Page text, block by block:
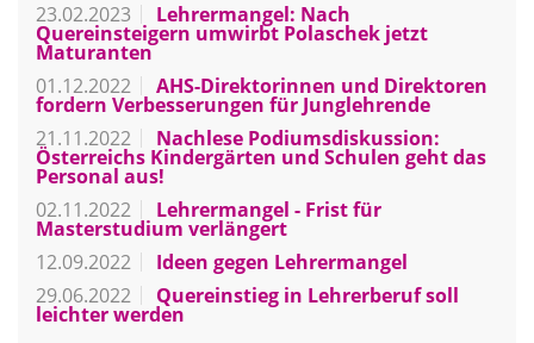
23.02.2023
Lehrermangel: Nach
Quereinsteigern umwirbt Polaschek jetzt
Maturanten
01.12.2022
AHS-Direktorinnen und Direktoren
fordern Verbesserungen für Junglehrende
21.11.2022
Nachlese Podiumsdiskussion:
Österreichs Kindergärten und Schulen geht das
Personal aus!
02.11.2022
Lehrermangel - Frist für
Masterstudium verlängert
12.09.2022
Ideen gegen Lehrermangel
29.06.2022
Quereinstieg in Lehrerberuf soll
leichter werden